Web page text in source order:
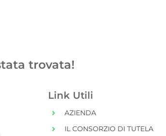
trovata!
Link Utili
AZIENDA
IL CONSORZIO DI TUTELA